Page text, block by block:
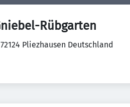
Rübgarten
Pliezhausen Deutschland